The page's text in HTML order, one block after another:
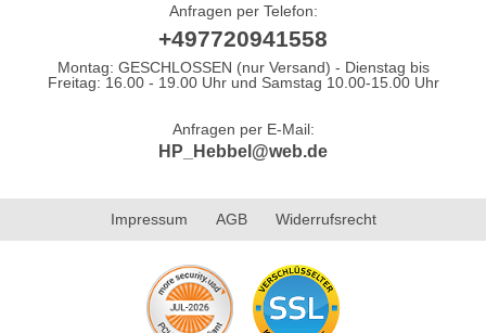
Anfragen per Telefon:
+497720941558
Montag: GESCHLOSSEN (nur Versand) - Dienstag bis
Freitag: 16.00 - 19.00 Uhr und Samstag 10.00-15.00 Uhr
Anfragen per E-Mail:
HP_Hebbel@web.de
Impressum AGB Widerrufsrecht